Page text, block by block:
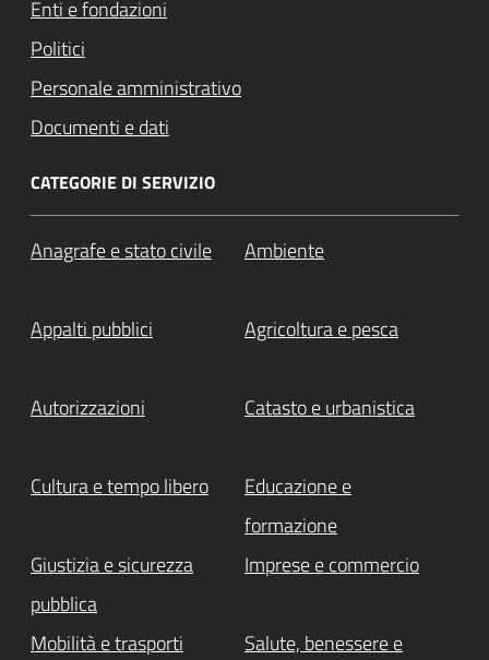
Enti e fondazioni
Politici
Personale amministrativo
Documenti e dati
CATEGORIE DI SERVIZIO
Anagrafe e stato civile Ambiente
Appalti pubblici Agricoltura e pesca
Autorizzazioni Catasto e urbanistica
Cultura e tempo libero
Educazione e
formazione
Giustizia e sicurezza
pubblica
Imprese e commercio
Mobilità e trasporti
Salute, benessere e